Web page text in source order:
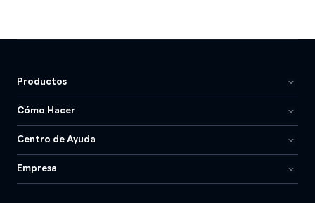
Productos
Cómo Hacer
Centro de Ayuda
Empresa